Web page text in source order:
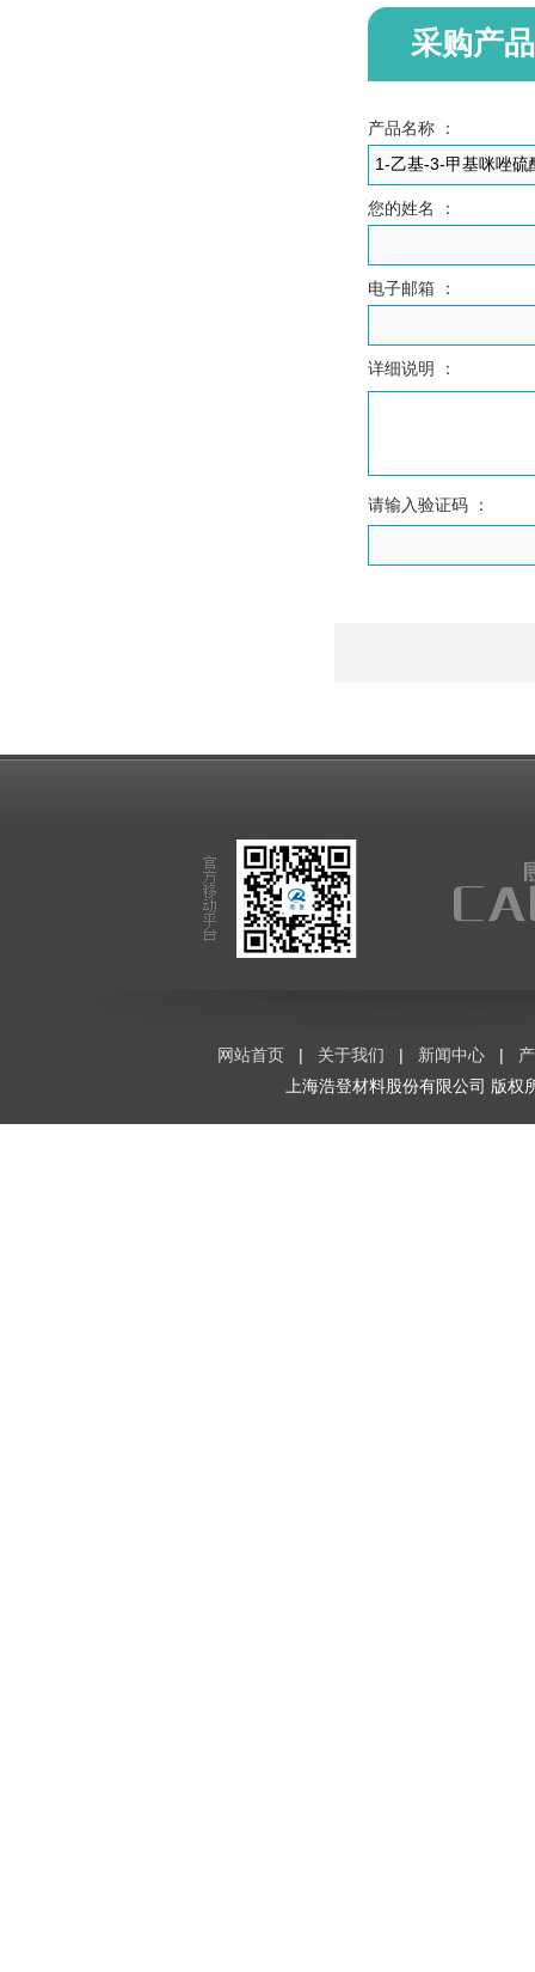
采购产品
产品名称 ：
您的姓名 ：
电子邮箱 ：
详细说明 ：
请输入验证码 ：
网站首页 | 关于我们 | 新闻中心 |
上海浩登材料股份有限公司 版权